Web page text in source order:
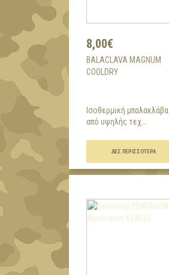
8,00€
BALACLAVA MAGNUM
COOLDRY
Ισοθερμική μπαλακλάβα
από υψηλής τεχ...
ΔΕΣ ΠΕΡΙΣΣΌΤΕΡΑ